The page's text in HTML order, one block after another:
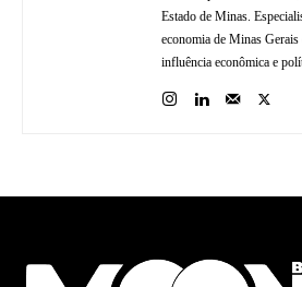
Estado de Minas.
economia de Minas Gerais
influência econômica e